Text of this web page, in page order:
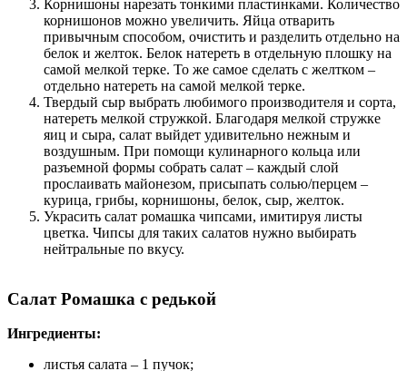
Корнишоны нарезать тонкими пластинками. Количество
корнишонов можно увеличить. Яйца отварить
привычным способом, очистить и разделить отдельно на
белок и желток. Белок натереть в отдельную плошку на
самой мелкой терке. То же самое сделать с желтком –
отдельно натереть на самой мелкой терке.
Твердый сыр выбрать любимого производителя и сорта,
натереть мелкой стружкой. Благодаря мелкой стружке
яиц и сыра, салат выйдет удивительно нежным и
воздушным. При помощи кулинарного кольца или
разъемной формы собрать салат – каждый слой
прослаивать майонезом, присыпать солью/перцем –
курица, грибы, корнишоны, белок, сыр, желток.
Украсить салат ромашка чипсами, имитируя листы
цветка. Чипсы для таких салатов нужно выбирать
нейтральные по вкусу.
Салат Ромашка с редькой
Ингредиенты:
листья салата – 1 пучок;